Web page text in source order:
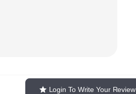
Login To Write Your Review